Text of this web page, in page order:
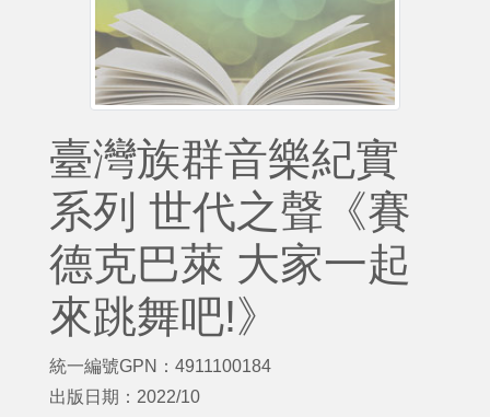
臺灣族群音樂紀實
系列 世代之聲《賽
德克巴萊 大家一起
來跳舞吧!》
統一編號GPN：4911100184
出版日期：2022/10